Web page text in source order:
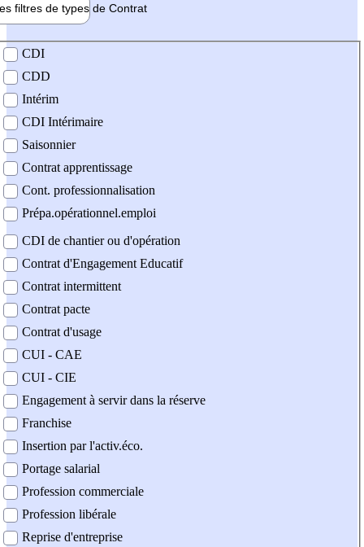
filtres de types de Contrat
contrat
CDI
CDD
Intérim
CDI Intérimaire
Saisonnier
Contrat apprentissage
Cont. professionnalisation
Prépa.opérationnel.emploi
CDI de chantier ou d'opération
Contrat d'Engagement Educatif
Contrat intermittent
Contrat pacte
Contrat d'usage
CUI - CAE
CUI - CIE
Engagement à servir dans la réserve
Franchise
Insertion par l'activ.éco.
Portage salarial
Profession commerciale
Profession libérale
Reprise d'entreprise